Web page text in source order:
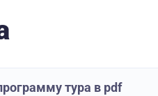
тура в pdf